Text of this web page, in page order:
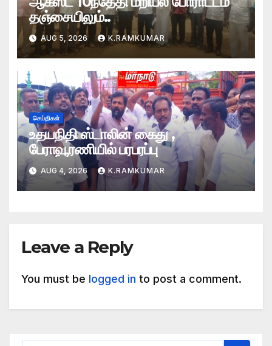
தஞ்சையிலும்..
AUG 5, 2026 K.RAMKUMAR
செய்திகள்
உதயநிதி ஸ்டாலின் கைது ,
பேராவூரணியில் பரபரப்பு
AUG 4, 2026 K.RAMKUMAR
Leave a Reply
You must be logged in to post a comment.